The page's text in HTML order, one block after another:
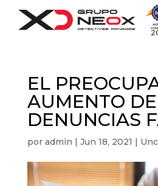
EL
AUMENTO
DENUNCIAS
por admin | Jun 18, 2021 |